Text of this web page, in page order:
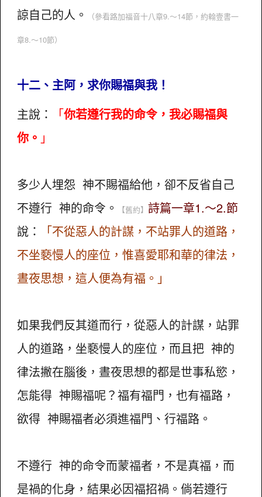
諒自己的人。
（參看路加福音十八章9.～14節，約翰壹書一
章8.～10節）
十二、主阿，求你賜福與我！
主說：
「你若遵行我的命令，我必賜福與
你。 」
多少人埋怨 神不賜福給他，卻不反省自己
不遵行 神的命令。
【舊約】 詩篇一章1.～2.節
說：
「不從惡人的計謀，不站罪人的道路，
不坐褻慢人的座位，惟喜愛耶和華的律法，
晝夜思想，這人便為有福。」
如果我們反其道而行，從惡人的計謀，站罪
人的道路，坐褻慢人的座位，而且把 神的
律法撇在腦後，晝夜思想的都是世事私慾，
怎能得 神賜福呢？福有福門，也有福路，
欲得 神賜福者必須進福門、行福路。
不遵行 神的命令而蒙福者，不是真福，而
是禍的化身，結果必因福招禍。倘若遵行